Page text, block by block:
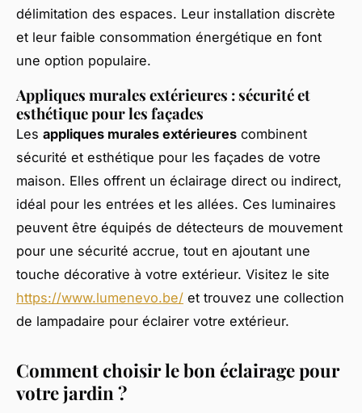
délimitation des espaces. Leur installation discrète
et leur faible consommation énergétique en font
une option populaire.
Appliques murales extérieures : sécurité et
esthétique pour les façades
Les appliques murales extérieures combinent
sécurité et esthétique pour les façades de votre
maison. Elles offrent un éclairage direct ou indirect,
idéal pour les entrées et les allées. Ces luminaires
peuvent être équipés de détecteurs de mouvement
pour une sécurité accrue, tout en ajoutant une
touche décorative à votre extérieur. Visitez le site
https://www.lumenevo.be/ et trouvez une collection
de lampadaire pour éclairer votre extérieur.
Comment choisir le bon éclairage pour
votre jardin ?